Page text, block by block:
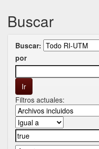
Buscar
Buscar:
por
Filtros actuales: